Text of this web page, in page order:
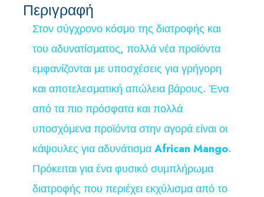
Περιγραφή
Στον σύγχρονο κόσμο της διατροφής και
του αδυνατίσματος, πολλά νέα προϊόντα
εμφανίζονται με υποσχέσεις για γρήγορη
και αποτελεσματική απώλεια βάρους. Ένα
από τα πιο πρόσφατα και πολλά
υποσχόμενα προϊόντα στην αγορά είναι οι
κάψουλες για αδυνάτισμαAfrican Mango.
Πρόκειται για ένα φυσικό συμπλήρωμα
διατροφής που περιέχει εκχύλισμα από το